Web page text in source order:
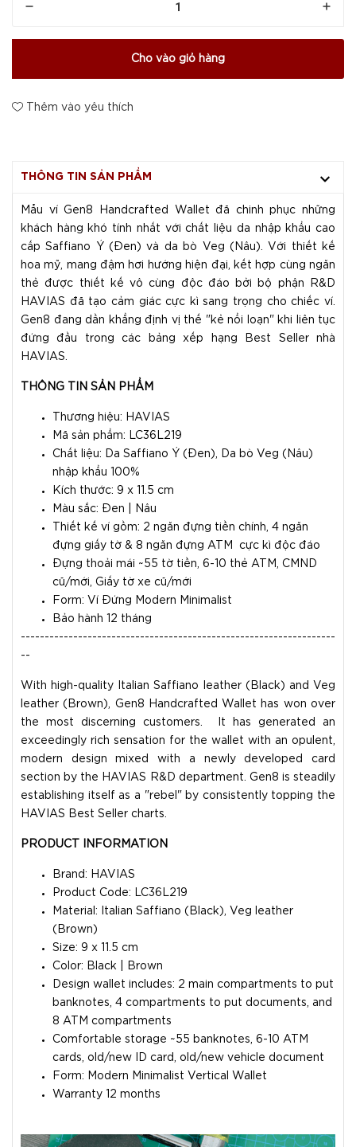
Cho vào giỏ hàng
Thêm vào yêu thích
THÔNG TIN SẢN PHẨM
Mẫu ví Gen8 Handcrafted Wallet đã chinh phục những
khách hàng khó tính nhất với chất liệu da nhập khẩu cao
cấp Saffiano Ý (Đen) và da bò Veg (Nâu). Với thiết kế
hoa mỹ, mang đậm hơi hướng hiện đại, kết hợp cùng ngăn
thẻ được thiết kế vô cùng độc đáo bởi bộ phận R&D
HAVIAS đã tạo cảm giác cực kì sang trọng cho chiếc ví.
Gen8 đang dần khẳng định vị thế "kẻ nổi loạn" khi liên tục
đứng đầu trong các bảng xếp hạng Best Seller nhà
HAVIAS.
THÔNG TIN SẢN PHẨM
Thương hiệu: HAVIAS
Mã sản phẩm: LC36L219
Chất liệu: Da Saffiano Ý (Đen), Da bò Veg (Nâu)
nhập khẩu 100%
Kích thước: 9 x 11.5 cm
Màu sắc: Đen | Nâu
Thiết kế ví gồm: 2 ngăn đựng tiền chính, 4 ngăn
đựng giấy tờ & 8 ngăn đựng ATM cực kì độc đáo
Đựng thoải mái ~55 tờ tiền, 6-10 thẻ ATM, CMND
cũ/mới, Giấy tờ xe cũ/mới
Form: Ví Đứng Modern Minimalist
Bảo hành 12 tháng
------------------------------------------------------------------
--
With high-quality Italian Saffiano leather (Black) and Veg
leather (Brown), Gen8 Handcrafted Wallet has won over
the most discerning customers. It has generated an
exceedingly rich sensation for the wallet with an opulent,
modern design mixed with a newly developed card
section by the HAVIAS R&D department. Gen8 is steadily
establishing itself as a "rebel" by consistently topping the
HAVIAS Best Seller charts.
PRODUCT INFORMATION
Brand: HAVIAS
Product Code: LC36L219
Material: Italian Saffiano (Black), Veg leather
(Brown)
Size: 9 x 11.5 cm
Color: Black | Brown
Design wallet includes: 2 main compartments to put
banknotes, 4 compartments to put documents, and
8 ATM compartments
Comfortable storage ~55 banknotes, 6-10 ATM
cards, old/new ID card, old/new vehicle document
Form: Modern Minimalist Vertical Wallet
Warranty 12 months